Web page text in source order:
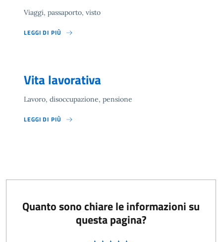
Viaggi, passaporto, visto
LEGGI DI PIÙ
Vita lavorativa
Lavoro, disoccupazione, pensione
LEGGI DI PIÙ
Quanto sono chiare le informazioni su
questa pagina?